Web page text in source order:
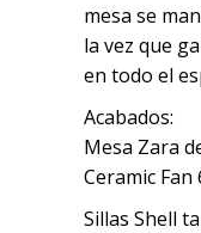
mesa se
la vez que
en todo el
Acabados:
Mesa Zara
Ceramic Fan
Sillas Shell